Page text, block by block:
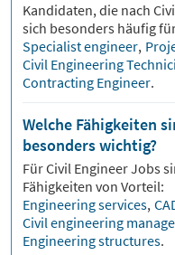
Kandidaten, die nach
sich besonders häufig
Specialist engineer,
Civil Engineering
Contracting Engineer.
Welche Fähigkeiten
besonders wichtig?
FürCivil EngineerJobs
Fähigkeiten von Vorteil:
Engineering services,
Civil engineering
Engineering structures.